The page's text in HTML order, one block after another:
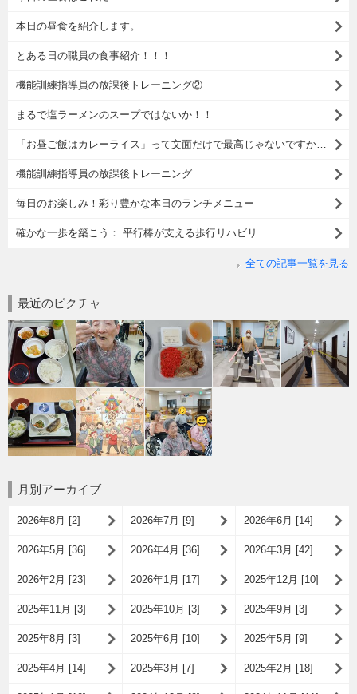
本日の昼食を紹介します。
とある日の職員の食事紹介！！！
機能訓練指導員の放課後トレーニング②
まるで塩ラーメンのスープではないか！！
機能訓練指導員の放課後トレーニング
毎日のお楽しみ！彩り豊かな本日のランチメニュー
確かな一歩を築こう： 平行棒が支える歩行リハビリ
全ての記事一覧を見る
最近のピクチャ
月別アーカイブ
2026年8月 [2] 2026年7月 [9] 2026年6月 [14]
2026年5月 [36] 2026年4月 [36] 2026年3月 [42]
2026年2月 [23] 2026年1月 [17] 2025年12月 [10]
2025年11月 [3] 2025年10月 [3] 2025年9月 [3]
2025年8月 [3] 2025年6月 [10] 2025年5月 [9]
2025年4月 [14] 2025年3月 [7] 2025年2月 [18]